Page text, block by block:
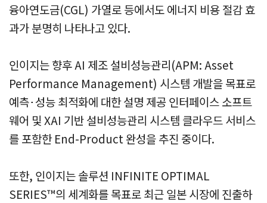
융아연도금(CGL) 가열로 등에서도 에너지 비용 절감 효
과가 분명히 나타나고 있다.
인이지는 향후 AI 제조 설비성능관리(APM: Asset
Performance Management) 시스템 개발을 목표로
예측･성능 최적화에 대한 설명 제공 인터페이스 소프트
웨어 및 XAI 기반 설비성능관리 시스템 클라우드 서비스
를 포함한 End-Product 완성을 추진 중이다.
또한, 인이지는 솔루션 INFINITE OPTIMAL
SERIES™의 세계화를 목표로 최근 일본 시장에 진출하